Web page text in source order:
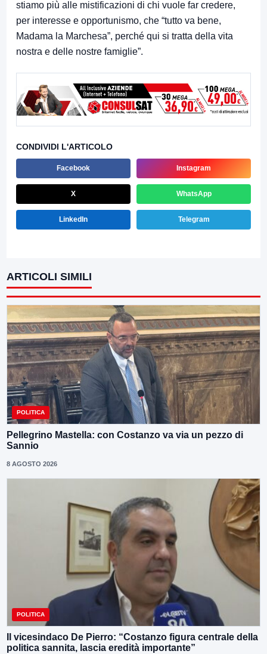
stiamo più alle mistificazioni di chi vuole far credere,
per interesse e opportunismo, che “tutto va bene,
Madama la Marchesa”, perché qui si tratta della vita
nostra e delle nostre famiglie”.
CONDIVIDI L'ARTICOLO
Facebook Instagram
X WhatsApp
LinkedIn Telegram
ARTICOLI SIMILI
POLITICA
Pellegrino Mastella: con Costanzo va via un pezzo di
Sannio
8 AGOSTO 2026
POLITICA
Il vicesindaco De Pierro: “Costanzo figura centrale della
politica sannita, lascia eredità importante”